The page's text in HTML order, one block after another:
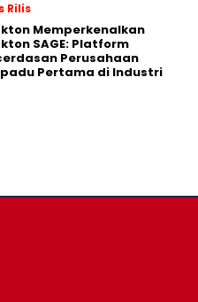
Rilis
Memperkenalkan
SAGE: Platform
Perusahaan
Pertama di Industri